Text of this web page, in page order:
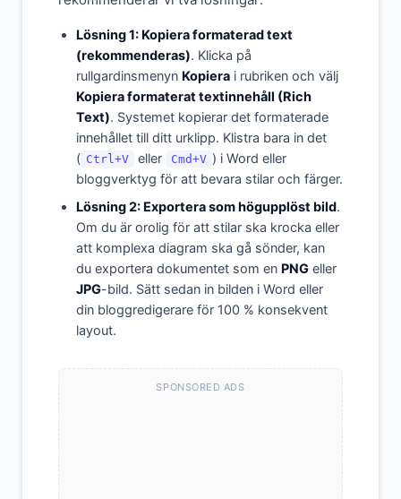
Lösning 1: Kopiera formaterad text
(rekommenderas). Klicka på
rullgardinsmenyn Kopiera i rubriken och välj
Kopiera formaterat textinnehåll (Rich
Text). Systemet kopierar det formaterade
innehållet till ditt urklipp. Klistra bara in det
( Ctrl+V eller Cmd+V ) i Word eller
bloggverktyg för att bevara stilar och färger.
Lösning 2: Exportera som högupplöst bild.
Om du är orolig för att stilar ska krocka eller
att komplexa diagram ska gå sönder, kan
du exportera dokumentet som en PNG eller
JPG-bild. Sätt sedan in bilden i Word eller
din bloggredigerare för 100 % konsekvent
layout.
SPONSORED ADS